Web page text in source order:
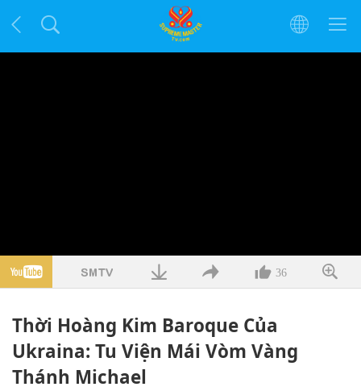
36
Thời Hoàng Kim Baroque Của
Ukraina: Tu Viện Mái Vòm Vàng
Thánh Michael